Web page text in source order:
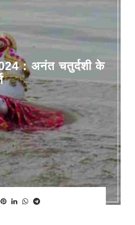
: अनंत चतुर्दशी के